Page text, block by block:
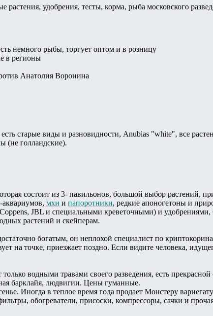
растения, удобрения, тесты, корма, рыба московского
немного рыбы, торгует оптом и в розницу
в регионы
Анатолия Воронина
старые виды и разновидности, Anubias "white", все
(не голландские).
состоит из 3- павильонов, большой выбор растений,
аквариумов, мхи и папоротники, редкие апоногетоны и
JBL и специальными креветочными) и удобрениями,
растений и скейперам.
богатым, он неплохой специалист по
на точке, приезжает поздно. Если видите человека,
водными травами своего разведения, есть
барклайя, людвигии. Цены гуманные.
Иногда в теплое время года продает Монстеру
обогреватели, присоски, компрессоры, сачки и